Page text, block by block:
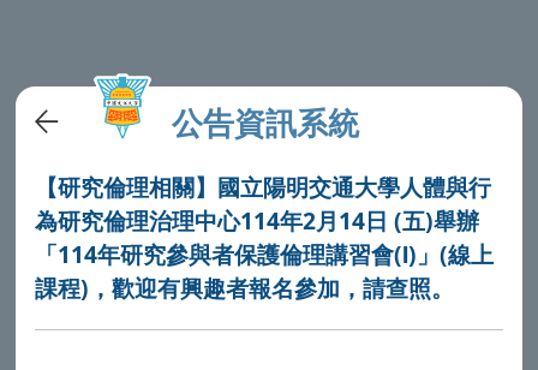
公告資訊系統
【研究倫理相關】國立陽明交通大學人體與行
為研究倫理治理中心114年2月14日 (五)舉辦
「114年研究參與者保護倫理講習會(Ⅰ)」(線上
課程)，歡迎有興趣者報名參加，請查照。